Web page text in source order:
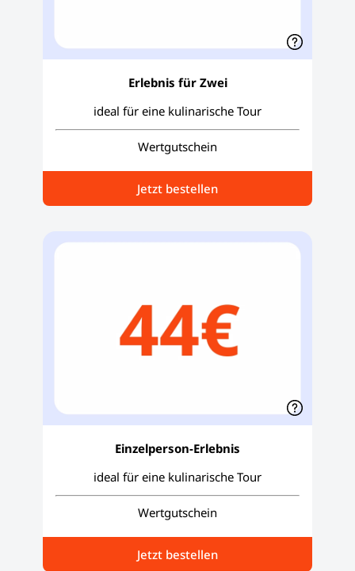
Erlebnis für Zwei
ideal für eine kulinarische Tour
Wertgutschein
Jetzt bestellen
Einzelperson-Erlebnis
ideal für eine kulinarische Tour
Wertgutschein
Jetzt bestellen